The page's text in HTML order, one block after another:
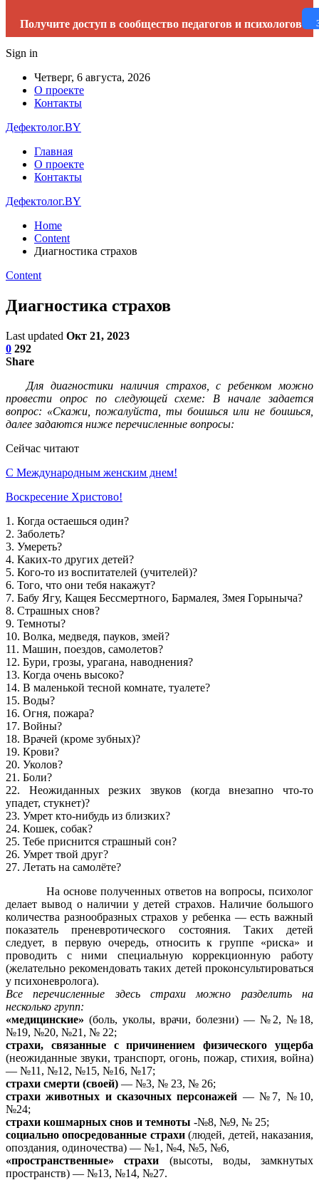
Получите доступ в сообщество педагогов и психологов
Sign in
Четверг, 6 августа, 2026
О проекте
Контакты
Дефектолог.BY
Главная
О проекте
Контакты
Дефектолог.BY
Home
Content
Диагностика страхов
Content
Диагностика страхов
Last updated Окт 21, 2023
0 292
Share
Для диагностики наличия страхов, с ребенком можно
провести опрос по следующей схеме: В начале задается
вопрос: «Скажи, пожалуйста, ты боишься или не боишься,
далее задаются ниже перечисленные вопросы:
Сейчас читают
С Международным женским днем!
Воскресение Xристово!
1. Когда остаешься один?
2. Заболеть?
3. Умереть?
4. Каких-то других детей?
5. Кого-то из воспитателей (учителей)?
6. Того, что они тебя накажут?
7. Бабу Ягу, Кащея Бессмертного, Бармалея, Змея Горыныча?
8. Страшных снов?
9. Темноты?
10. Волка, медведя, пауков, змей?
11. Машин, поездов, самолетов?
12. Бури, грозы, урагана, наводнения?
13. Когда очень высоко?
14. В маленькой тесной комнате, туалете?
15. Воды?
16. Огня, пожара?
17. Войны?
18. Врачей (кроме зубных)?
19. Крови?
20. Уколов?
21. Боли?
22. Неожиданных резких звуков (когда внезапно что-то
упадет, стукнет)?
23. Умрет кто-нибудь из близких?
24. Кошек, собак?
25. Тебе приснится страшный сон?
26. Умрет твой друг?
27. Летать на самолёте?
На основе полученных ответов на вопросы, психолог
делает вывод о наличии у детей страхов. Наличие большого
количества разнообразных страхов у ребенка — есть важный
показатель преневротического состояния. Таких детей
следует, в первую очередь, относить к группе «риска» и
проводить с ними специальную коррекционную работу
(желательно рекомендовать таких детей проконсультироваться
у психоневролога).
Все перечисленные здесь страхи можно разделить на
несколько групп:
«медицинские» (боль, уколы, врачи, болезни) — №2, №18,
№19, №20, №21, № 22;
страхи, связанные с причинением физического ущерба
(неожиданные звуки, транспорт, огонь, пожар, стихия, война)
— №11, №12, №15, №16, №17;
страхи смерти (своей) — №3, № 23, № 26;
страхи животных и сказочных персонажей — №7, №10,
№24;
страхи кошмарных снов и темноты -№8, №9, № 25;
социально опосредованные страхи(людей, детей, наказания,
опоздания, одиночества) — №1, №4, №5, №6,
«пространственные» страхи (высоты, воды, замкнутых
пространств) — №13, №14, №27.